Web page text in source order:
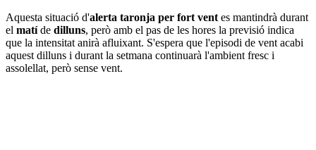
Aquesta situació d'alerta taronja per fort vent es mantindrà durant
el matíde dilluns, però amb el pas de les hores la previsió indica
que la intensitat anirà afluixant. S'espera que l'episodi de vent acabi
aquest dilluns i durant la setmana continuarà l'ambient fresc i
assolellat, però sense vent.